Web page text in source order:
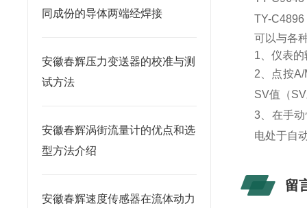
同成份的导体两端经焊接
安徽春辉压力变送器的校准与测
试方法
安徽春辉涡街流量计的优点和选
型方法介绍
安徽春辉速度传感器在流体动力
TY-
可以与各
1 、仪表
2、点按
SV值（
3、在手
电处于自
留